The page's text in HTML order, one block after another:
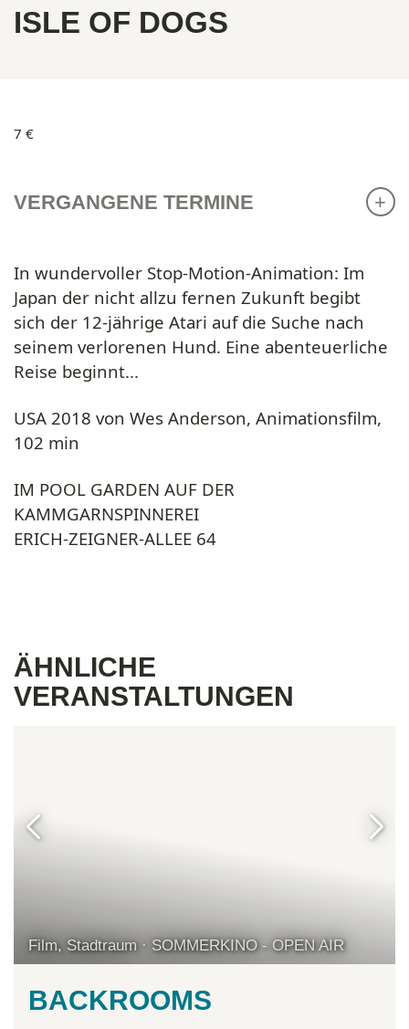
ISLE OF DOGS
In wundervoller Stop-Motion-Animation: Im
Japan der nicht allzu fernen Zukunft begibt
sich der 12-jährige Atari auf die Suche nach
seinem verlorenen Hund. Eine abenteuerliche
Reise beginnt...
USA 2018 von Wes Anderson, Animationsfilm,
102 min
IM POOL GARDEN AUF DER
KAMMGARNSPINNEREI
ERICH-ZEIGNER-ALLEE 64
7 €
VERGANGENE TERMINE
ÄHNLICHE
VERANSTALTUNGEN
Film, Stadtraum · SOMMERKINO - OPEN AIR
BACKROOMS